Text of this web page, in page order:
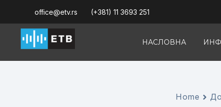
office@etv.rs (+381) 11 3693 251
НАСЛОВНА
Home